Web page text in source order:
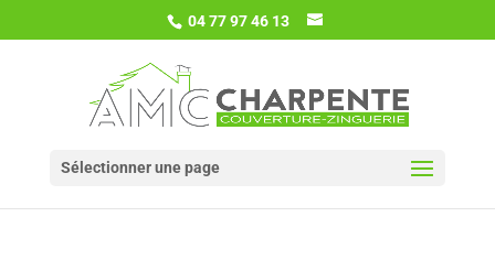
04 77 97 46 13
Sélectionner une page